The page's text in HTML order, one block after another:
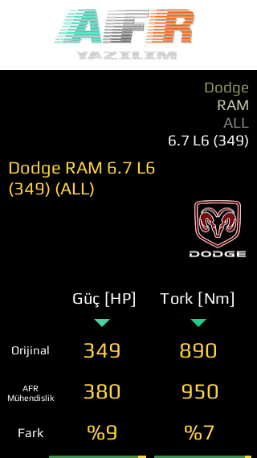
Dodge
RAM
ALL
6.7 L6 (349)
Dodge RAM 6.7 L6
(349) (ALL)
Güç [HP] Tork [Nm]
Orijinal 349 890
AFR
Mühendislik
380 950
Fark %9 %7